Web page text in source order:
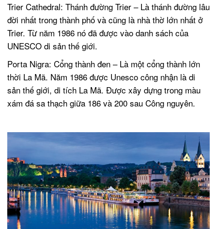
Trier Cathedral: Thánh đường Trier – Là thánh đường lâu
đời nhất trong thành phố và cũng là nhà thờ lớn nhất ở
Trier. Từ năm 1986 nó đã được vào danh sách của
UNESCO di sản thế giới.
Porta Nigra: Cổng thành đen – Là một cổng thành lớn
thời La Mã. Năm 1986 được Unesco công nhận là di
sản thế giới, di tích La Mã. Được xây dựng trong màu
xám đá sa thạch giữa 186 và 200 sau Công nguyên.